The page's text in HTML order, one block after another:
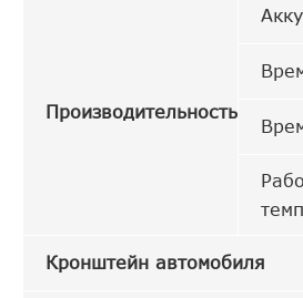
Производительность
Кронштейн автомобиля